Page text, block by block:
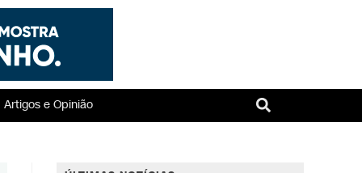
Artigos e Opinião